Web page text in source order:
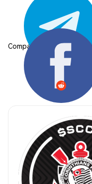
Compartilhar: